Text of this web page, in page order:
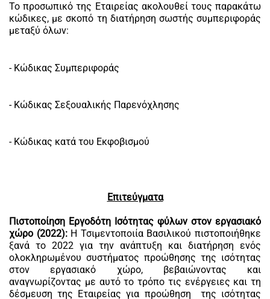
Το προσωπικό της Εταιρείας ακολουθεί τους παρακάτω
κώδικες, με σκοπό τη διατήρηση σωστής συμπεριφοράς
μεταξύ όλων:
- Κώδικας Συμπεριφοράς
- Κώδικας Σεξουαλικής Παρενόχλησης
- Κώδικας κατά του Εκφοβισμού
Επιτεύγματα
Πιστοποίηση Εργοδότη Ισότητας φύλων στον εργασιακό
χώρο (2022): Η Τσιμεντοποιία Βασιλικού πιστοποιήθηκε
ξανά το 2022 για την ανάπτυξη και διατήρηση ενός
ολοκληρωμένου συστήματος προώθησης της ισότητας
στον εργασιακό χώρο, βεβαιώνοντας και
αναγνωρίζοντας με αυτό το τρόπο τις ενέργειες και τη
δέσμευση της Εταιρείας για προώθηση της ισότητας